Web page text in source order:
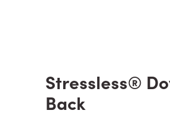
Stressless®
Back